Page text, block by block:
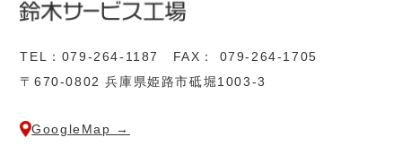
TEL： 079-264-1187
FAX： 079-264-1705
〒670-0802 兵庫県姫路市砥堀1003-3
GoogleMap →